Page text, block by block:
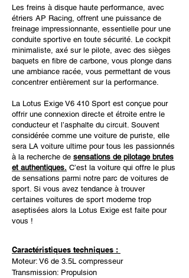
Les freins à disque haute performance, avec
étriers AP Racing, offrent une puissance de
freinage impressionnante, essentielle pour une
conduite sportive en toute sécurité. Le cockpit
minimaliste, axé sur le pilote, avec des sièges
baquets en fibre de carbone, vous plonge dans
une ambiance racée, vous permettant de vous
concentrer entièrement sur la performance.
La Lotus Exige V6 410 Sport est conçue pour
offrir une connexion directe et étroite entre le
conducteur et l’asphalte du circuit. Souvent
considérée comme une voiture de puriste, elle
sera LA voiture ultime pour tous les passionnés
à la recherche de sensations de pilotage brutes
et authentiques. C’est la voiture qui offre le plus
de sensations parmi notre parc de voitures de
sport. Si vous avez tendance à trouver
certaines voitures de sport moderne trop
aseptisées alors la Lotus Exige est faite pour
vous !
Caractéristiques techniques :
Moteur: V6 de 3.5L compresseur
Transmission: Propulsion